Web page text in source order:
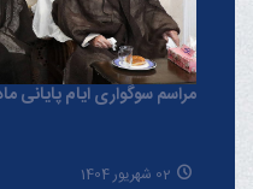
مراسم سوگواری ایام پایانی
02 شهریور 1404